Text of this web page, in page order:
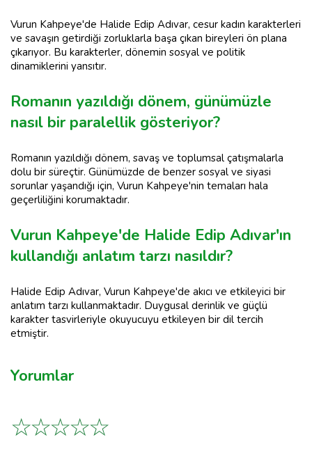
Vurun Kahpeye'de Halide Edip Adıvar, cesur kadın karakterleri
ve savaşın getirdiği zorluklarla başa çıkan bireyleri ön plana
çıkarıyor. Bu karakterler, dönemin sosyal ve politik
dinamiklerini yansıtır.
Romanın yazıldığı dönem, günümüzle
nasıl bir paralellik gösteriyor?
Romanın yazıldığı dönem, savaş ve toplumsal çatışmalarla
dolu bir süreçtir. Günümüzde de benzer sosyal ve siyasi
sorunlar yaşandığı için, Vurun Kahpeye'nin temaları hala
geçerliliğini korumaktadır.
Vurun Kahpeye'de Halide Edip Adıvar'ın
kullandığı anlatım tarzı nasıldır?
Halide Edip Adıvar, Vurun Kahpeye'de akıcı ve etkileyici bir
anlatım tarzı kullanmaktadır. Duygusal derinlik ve güçlü
karakter tasvirleriyle okuyucuyu etkileyen bir dil tercih
etmiştir.
Yorumlar
☆
☆
☆
☆
☆